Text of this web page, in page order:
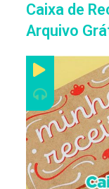
Caixa de
Arquivo